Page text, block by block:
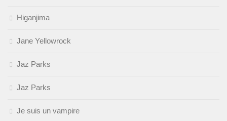
Higanjima
Jane Yellowrock
Jaz Parks
Jaz Parks
Je suis un vampire